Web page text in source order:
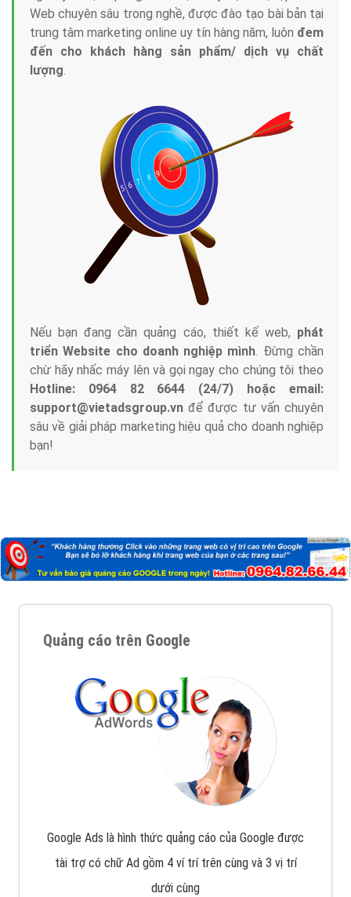
Web chuyên sâu trong nghề, được đào tạo bài bản tại
trung tâm marketing online uy tín hàng năm, luôn đem
đến cho khách hàng sản phẩm/ dịch vụ chất
lượng.
Nếu bạn đang cần quảng cáo, thiết kế web, phát
triển Website cho doanh nghiệp mình. Đừng chần
chừ hãy nhấc máy lên và gọi ngay cho chúng tôi theo
Hotline: 0964 82 6644 (24/7) hoặc email:
support@vietadsgroup.vn để được tư vấn chuyên
sâu về giải pháp marketing hiệu quả cho doanh nghiệp
bạn!
Quảng cáo trên Google
Google Ads là hình thức quảng cáo của Google được
tài trợ có chữ Ad gồm 4 ví trí trên cùng và 3 vị trí
dưới cùng